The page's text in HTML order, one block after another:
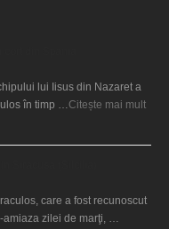
lui Iisus din Nazaret a
în timp …Citește mai mult
care a fost recunoscut
amiaza zilei de marţi, …